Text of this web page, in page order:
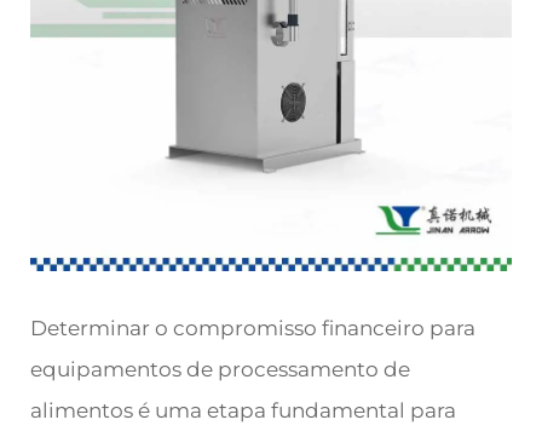
Determinar o compromisso financeiro para
equipamentos de processamento de
alimentos é uma etapa fundamental para